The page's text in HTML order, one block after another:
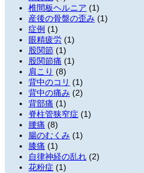
椎間板ヘルニア (1)
産後の骨盤の歪み (1)
症例 (1)
眼精疲労 (1)
股関節 (1)
股関節痛 (1)
肩こり (8)
背中のコリ (1)
背中の痛み (2)
背部痛 (1)
脊柱管狭窄症 (1)
腰痛 (8)
腸のむくみ (1)
膝痛 (1)
自律神経の乱れ (2)
花粉症 (1)